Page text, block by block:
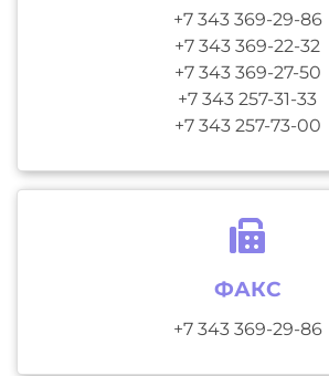
+7 343 369-29-86
+7 343 369-22-32
+7 343 369-27-50
+7 343 257-31-33
+7 343 257-73-00
ФАКС
+7 343 369-29-86